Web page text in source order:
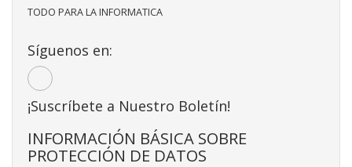
TODO PARA LA INFORMATICA
Síguenos en:
¡Suscríbete a Nuestro Boletín!
INFORMACIÓN BÁSICA SOBRE
PROTECCIÓN DE DATOS